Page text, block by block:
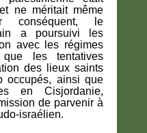
ne méritait même
conséquent, le
a poursuivi les
avec les régimes
les tentatives
des lieux saints
occupés, ainsi que
en Cisjordanie,
de parvenir à
israélien.